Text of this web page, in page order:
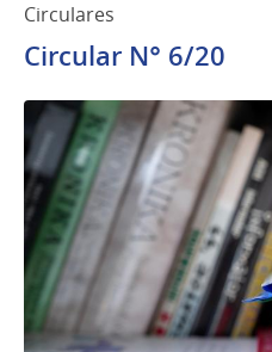
Circulares
Circular N° 6/20